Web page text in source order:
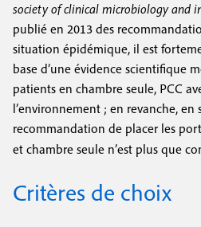
society of clinical microbiology and
publié en 2013 des
situation épidémique, il est
base d’une évidence scientifique
patients en chambre seule, PCC
l’environnement ; en revanche,
recommandation de placer les
et chambre seule n’est plus que
Critères de choix